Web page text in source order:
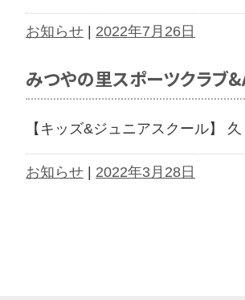
お知らせ | 2022年7月26日
みつやの里スポーツクラブ
【キッズ&ジュニアスクール】
お知らせ 2022年3月28日